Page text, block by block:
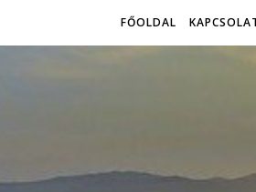
FŐOLDAL